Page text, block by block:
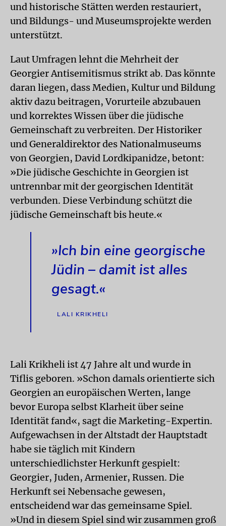
und historische Stätten werden restauriert,
und Bildungs- und Museumsprojekte werden
unterstützt.
Laut Umfragen lehnt die Mehrheit der
Georgier Antisemitismus strikt ab. Das könnte
daran liegen, dass Medien, Kultur und Bildung
aktiv dazu beitragen, Vorurteile abzubauen
und korrektes Wissen über die jüdische
Gemeinschaft zu verbreiten. Der Historiker
und Generaldirektor des Nationalmuseums
von Georgien, David Lordkipanidze, betont:
»Die jüdische Geschichte in Georgien ist
untrennbar mit der georgischen Identität
verbunden. Diese Verbindung schützt die
jüdische Gemeinschaft bis heute.«
»Ich bin eine georgische
Jüdin – damit ist alles
gesagt.«
LALI KRIKHELI
Lali Krikheli ist 47 Jahre alt und wurde in
Tiflis geboren. »Schon damals orientierte sich
Georgien an europäischen Werten, lange
bevor Europa selbst Klarheit über seine
Identität fand«, sagt die Marketing-Expertin.
Aufgewachsen in der Altstadt der Hauptstadt
habe sie täglich mit Kindern
unterschiedlichster Herkunft gespielt:
Georgier, Juden, Armenier, Russen. Die
Herkunft sei Nebensache gewesen,
entscheidend war das gemeinsame Spiel.
»Und in diesem Spiel sind wir zusammen groß